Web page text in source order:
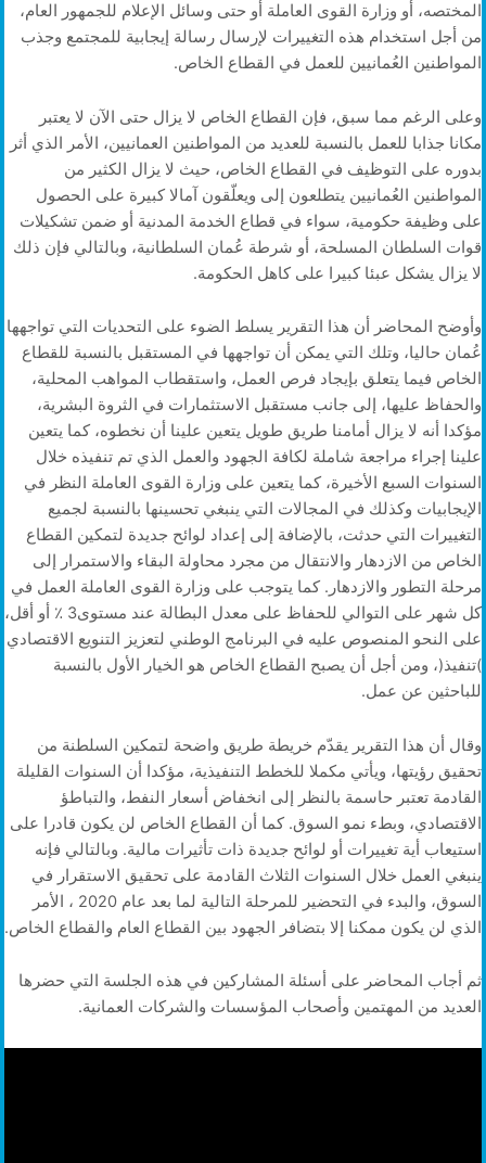
المختصه، أو وزارة القوى العاملة أو حتى وسائل الإعلام للجمهور العام،
من أجل استخدام هذه التغييرات لإرسال رسالة إيجابية للمجتمع وجذب
المواطنين العُمانيين للعمل في القطاع الخاص.
وعلى الرغم مما سبق، فإن القطاع الخاص لا يزال حتى الآن لا يعتبر
مكانا جذابا للعمل بالنسبة للعديد من المواطنين العمانيين، الأمر الذي أثر
بدوره على التوظيف في القطاع الخاص، حيث لا يزال الكثير من
المواطنين العُمانيين يتطلعون إلى ويعلّقون آمالا كبيرة على الحصول
على وظيفة حكومية، سواء في قطاع الخدمة المدنية أو ضمن تشكيلات
قوات السلطان المسلحة، أو شرطة عُمان السلطانية، وبالتالي فإن ذلك
لا يزال يشكل عبئا كبيرا على كاهل الحكومة.
وأوضح المحاضر أن هذا التقرير يسلط الضوء على التحديات التي تواجهها
عُمان حاليا، وتلك التي يمكن أن تواجهها في المستقبل بالنسبة للقطاع
الخاص فيما يتعلق بإيجاد فرص العمل، واستقطاب المواهب المحلية،
والحفاظ عليها، إلى جانب مستقبل الاستثمارات في الثروة البشرية،
مؤكدا أنه لا يزال أمامنا طريق طويل يتعين علينا أن نخطوه، كما يتعين
علينا إجراء مراجعة شاملة لكافة الجهود والعمل الذي تم تنفيذه خلال
السنوات السبع الأخيرة، كما يتعين على وزارة القوى العاملة النظر في
الإيجابيات وكذلك في المجالات التي ينبغي تحسينها بالنسبة لجميع
التغييرات التي حدثت، بالإضافة إلى إعداد لوائح جديدة لتمكين القطاع
الخاص من الازدهار والانتقال من مجرد محاولة البقاء والاستمرار إلى
مرحلة التطور والازدهار. كما يتوجب على وزارة القوى العاملة العمل في
كل شهر على التوالي للحفاظ على معدل البطالة عند مستوى3 ٪ أو أقل،
على النحو المنصوص عليه في البرنامج الوطني لتعزيز التنويع الاقتصادي
)تنفيذ(، ومن أجل أن يصبح القطاع الخاص هو الخيار الأول بالنسبة
للباحثين عن عمل.
وقال أن هذا التقرير يقدّم خريطة طريق واضحة لتمكين السلطنة من
تحقيق رؤيتها، ويأتي مكملا للخطط التنفيذية، مؤكدا أن السنوات القليلة
القادمة تعتبر حاسمة بالنظر إلى انخفاض أسعار النفط، والتباطؤ
الاقتصادي، وبطء نمو السوق. كما أن القطاع الخاص لن يكون قادرا على
استيعاب أية تغييرات أو لوائح جديدة ذات تأثيرات مالية. وبالتالي فإنه
ينبغي العمل خلال السنوات الثلاث القادمة على تحقيق الاستقرار في
السوق، والبدء في التحضير للمرحلة التالية لما بعد عام 2020 ، الأمر
الذي لن يكون ممكنا إلا بتضافر الجهود بين القطاع العام والقطاع الخاص.
ثم أجاب المحاضر على أسئلة المشاركين في هذه الجلسة التي حضرها
العديد من المهتمين وأصحاب المؤسسات والشركات العمانية.